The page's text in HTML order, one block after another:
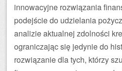
innowacyjne rozwiązania
podejście do udzielania
analizie aktualnej zdolności
ograniczając się jedynie do
rozwiązanie dla tych, którzy